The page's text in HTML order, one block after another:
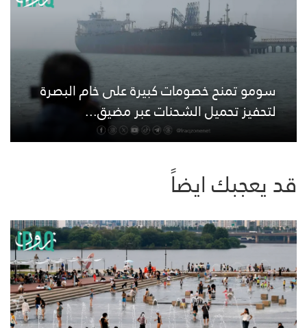
سومو تمنح خصومات كبيرة على خام البصرة
لتحفيز تحميل الشحنات عبر مضيق...
قد يعجبك ايضاً